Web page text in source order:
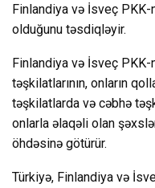
Finlandiya və İsveç PKK-
olduğunu təsdiqləyir.
Finlandiya və İsveç PKK-
təşkilatlarının, onların
təşkilatlarda və cəbhə
onlarla əlaqəli olan
öhdəsinə götürür.
Türkiyə, Finlandiya və